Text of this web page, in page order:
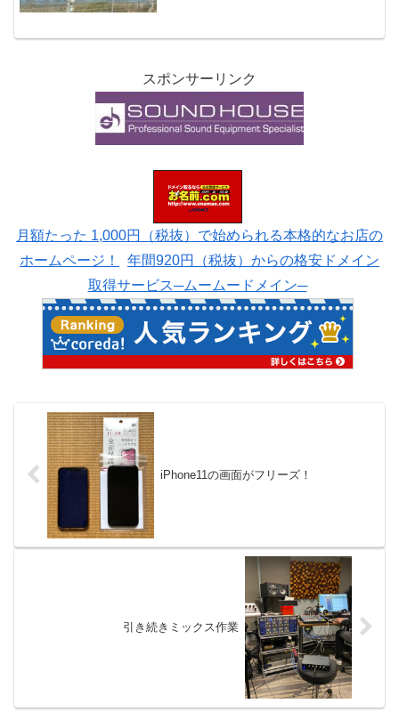
スポンサーリンク
月額たった 1,000円（税抜）で始められる本格的なお店の
ホームページ！
年間920円（税抜）からの格安ドメイン
取得サービス─ムームードメイン─
iPhone11の画面がフリーズ！
引き続きミックス作業